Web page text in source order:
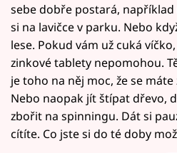
sebe dobře postará,
si na lavičce v parku. Nebo
lese. Pokud vám už cuká
zinkové tablety nepomohou.
je toho na něj moc, že se
Nebo naopak jít štípat dřevo,
zbořit na spinningu. Dát si
cítíte. Co jste si do té doby